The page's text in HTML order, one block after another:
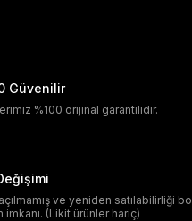
Güvenilir
%100 orijinal garantilidir.
ve yeniden satılabilirliği
imkanı. (Likit ürünler hariç)